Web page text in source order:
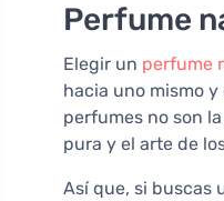
Perfume
Elegir un perfume
hacia uno mismo
perfumes no son
pura y el arte de
Así que, si buscas